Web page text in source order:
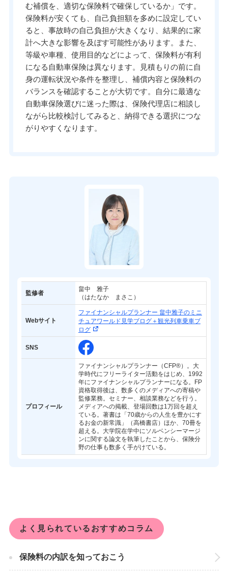
む補償を、適切な保険料で確保しているか」です。
保険料が安くても、自己負担額を多めに設定してい
ると、事故時の自己負担が大きくなり、結果的に家
計へ大きな影響を及ぼす可能性があります。また、
等級や車種、使用目的などによって、保険料が有利
になる自動車保険は異なります。見積もりの前に自
身の運転状況や条件を整理し、補償内容と保険料の
バランスを確認することが大切です。自分に最適な
自動車保険選びに迷った際は、保険代理店に相談し
ながら比較検討してみると、納得できる選択につな
がりやすくなります。
監修者
畠中 雅子
（はたなか まさこ）
Webサイト
ファイナンシャルプランナー 畠中雅子のミニ
チュアワールド見学ブログ＋観光列車乗車ブ
ログ
SNS
プロフィール
ファイナンシャルプランナー（CFP®）。大
学時代にフリーライター活動をはじめ、1992
年にファイナンシャルプランナーになる。FP
資格取得後は、数多くのメディアへの寄稿や
監修業務。セミナー、相談業務などを行う。
メディアへの掲載、登場回数は1万回を超え
ている。著書は「70歳からの人生を豊かにす
るお金の新常識」（高橋書店）ほか、70冊を
超える。大学院在学中にソルベンシーマージ
ンに関する論文を執筆したことから、保険分
野の仕事も数多く手がけている。
よく見られているおすすめコラム
保険料の内訳を知っておこう